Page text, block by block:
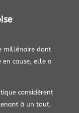
millénaire dont
en cause, elle a
considèrent
à un tout.